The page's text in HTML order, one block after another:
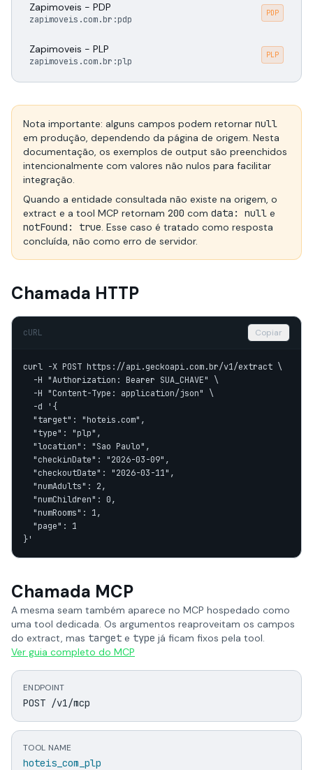
Zapimoveis - PDP
zapimoveis.com.br:pdp
PDP
Zapimoveis - PLP
zapimoveis.com.br:plp
PLP
Nota importante: alguns campos podem retornar null
em produção, dependendo da página de origem. Nesta
documentação, os exemplos de output são preenchidos
intencionalmente com valores não nulos para facilitar
integração.
Quando a entidade consultada não existe na origem, o
extract e a tool MCP retornam 200 com data: null e
notFound: true. Esse caso é tratado como resposta
concluída, não como erro de servidor.
Chamada HTTP
cURL Copiar
curl -X POST https://api.geckoapi.com.br/v1/extract \
  -H "Authorization: Bearer SUA_CHAVE" \
  -H "Content-Type: application/json" \
  -d '{
  "target": "hoteis.com",
  "type": "plp",
  "location": "Sao Paulo",
  "checkinDate": "2026-03-09",
  "checkoutDate": "2026-03-11",
  "numAdults": 2,
  "numChildren": 0,
  "numRooms": 1,
  "page": 1
}'
Chamada MCP
A mesma seam também aparece no MCP hospedado como
uma tool dedicada. Os argumentos reaproveitam os campos
do extract, mas target e type já ficam fixos pela tool.
Ver guia completo do MCP
ENDPOINT
POST /v1/mcp
TOOL NAME
hoteis_com_plp